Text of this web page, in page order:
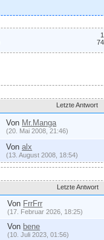
Letzte Antwort
Von Mr.Manga
(20. Mai 2008, 21:46)
Vonalx
(13. August 2008, 18:54)
Letzte Antwort
Von FrrFrr
(17. Februar 2026, 18:25)
Von bene
(10. Juli 2023, 01:56)